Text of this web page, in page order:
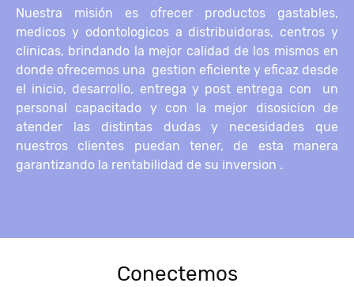
Nuestra misión es ofrecer productos gastables,
medicos y odontologicos a distribuidoras, centros y
clinicas, brindando la mejor calidad de los mismos en
donde ofrecemos una gestion eficiente y eficaz desde
el inicio, desarrollo, entrega y post entrega con un
personal capacitado y con la mejor disosicion de
atender las distintas dudas y necesidades que
nuestros clientes puedan tener, de esta manera
garantizando la rentabilidad de su inversion .
Conectemos